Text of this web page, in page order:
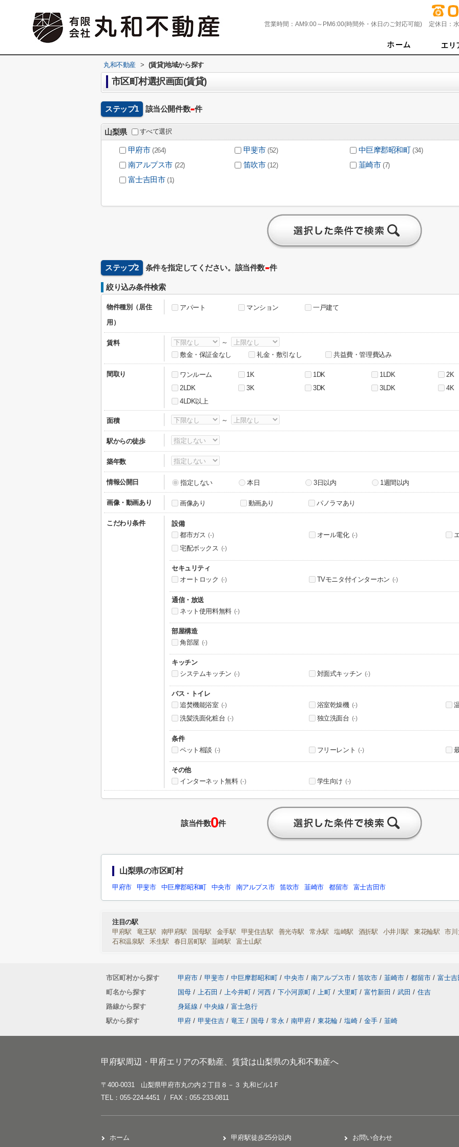
営業時間： AM9:00～PM6:00(時間外・休日のご対応可能) 定休日：
丸和不動産 > (賃貸)地域から探す
市区町村選択画面(賃貸)
ステップ1 該当公開件数-件
山梨県 すべて選択
甲府市 (264) 甲斐市 (52) 中巨摩郡昭和町 (34)
南アルプス市 (22) 笛吹市 (12) 韮崎市 (7)
富士吉田市 (1)
ステップ2 条件を指定してください。該当件数-件
絞り込み条件検索
物件種別（居住
用）
アパート マンション 一戸建て
賃料
～
敷金・保証金なし
礼金・敷引なし 共益費・管理費込み
間取り ワンルーム 1K 1DK 1LDK 2K
2LDK
3K 3DK 3LDK 4K
4LDK以上
面積 ～
駅からの徒歩
築年数
情報公開日 指定しない 本日 3日以内 1週間以内
画像・動画あり 画像あり 動画あり パノラマあり
こだわり条件
設備
都市ガス (-) オール電化 (-)
宅配ボックス (-)
セキュリティ
オートロック (-) TVモニタ付インターホン (-)
通信・放送
ネット使用料無料 (-)
部屋構造
角部屋 (-)
キッチン
システムキッチン (-) 対面式キッチン (-)
バス・トイレ
追焚機能浴室 (-) 浴室乾燥機 (-)
洗髪洗面化粧台 (-) 独立洗面台 (-)
条件
ペット相談 (-) フリーレント (-)
その他
インターネット無料 (-) 学生向け (-)
該当件数0件
山梨県の市区町村
甲府市 甲斐市 中巨摩郡昭和町 中央市 南アルプス市 笛吹市 韮崎市 都留市 富士吉田市
注目の駅
甲府駅
竜王駅 南甲府駅 国母駅 金手駅 甲斐住吉駅 善光寺駅 常永駅 塩崎駅 酒折駅 小井川駅 東花輪駅 市
石和温泉駅
禾生駅 春日居町駅 韮崎駅 富士山駅
市区町村から探す 甲府市 / 甲斐市 / 中巨摩郡昭和町 / 中央市 / 南アルプス市 / 笛吹市 / 韮崎市 / 都留市 / 富士吉
町名から探す
国母 / 上石田 / 上今井町 / 河西 / 下小河原町 / 上町 / 大里町 / 富竹新田 / 武田 / 住吉
路線から探す
身延線 / 中央線 / 富士急行
駅から探す
甲府 / 甲斐住吉 / 竜王 / 国母 / 常永 / 南甲府 / 東花輪 / 塩崎 / 金手 / 韮崎
甲府駅周辺・甲府エリアの不動産、賃貸は山梨県の丸和不動産へ
〒400-0031 山梨県甲府市丸の内２丁目８－３ 丸和ビル1Ｆ
TEL：055-224-4451 / FAX：055-233-0811
ホーム 甲府駅徒歩25分以内 お問い合わせ